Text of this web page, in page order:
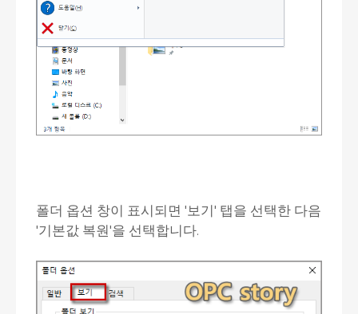
폴더 옵션 창이 표시되면 '보기' 탭을 선택한 다음
'기본값 복원'을 선택합니다.